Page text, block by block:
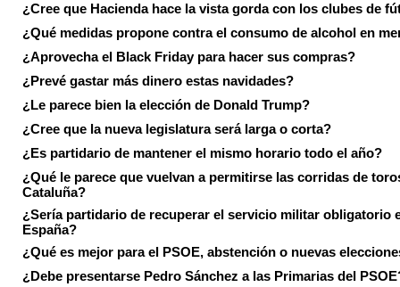
¿Cree que Hacienda hace la vista gorda con los clubes de
¿Qué medidas propone contra el consumo de alcohol en
¿Aprovecha el Black Friday para hacer sus compras?
¿Prevé gastar más dinero estas navidades?
¿Le parece bien la elección de Donald Trump?
¿Cree que la nueva legislatura será larga o corta?
¿Es partidario de mantener el mismo horario todo el año?
¿Qué le parece que vuelvan a permitirse las corridas de
Cataluña?
¿Sería partidario de recuperar el servicio militar obligatorio
España?
¿Qué es mejor para el PSOE, abstención o nuevas
¿Debe presentarse Pedro Sánchez a las Primarias del